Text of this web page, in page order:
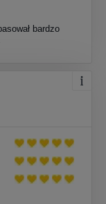
bardzo